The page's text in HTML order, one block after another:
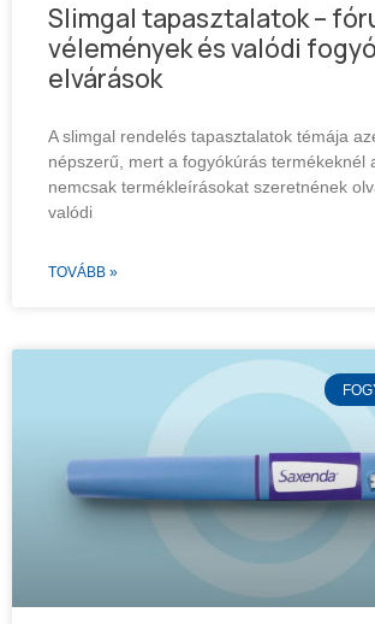
Slimgal tapasztalatok –
vélemények és valódi
elvárások
A slimgal rendelés tapasztalatok témája
népszerű, mert a fogyókúrás termékeknél
nemcsak termékleírásokat szeretnének
valódi
TOVÁBB »